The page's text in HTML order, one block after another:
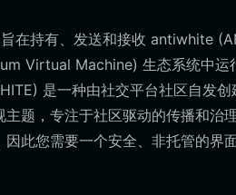
在持有、发送和接收 antiwhite
Virtual Machine) 生态系统中
是一种由社交平台社区自发
题，专注于社区驱动的传播和治
此您需要一个安全、非托管的界